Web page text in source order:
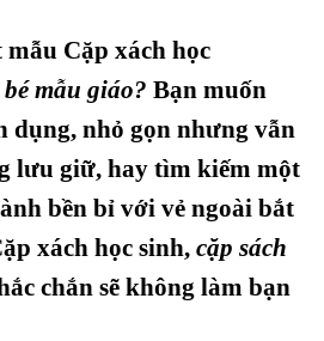
Cặp xách học
mẫu giáo? Bạn muốn
dụng, nhỏ gọn nhưng vẫn
lưu giữ, hay tìm kiếm một
bền bỉ với vẻ ngoài bắt
xách học sinh, cặp sách
chắn sẽ không làm bạn